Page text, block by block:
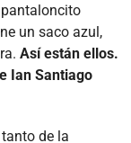
un saco azul,
Así están ellos.
Ian Santiago
de la